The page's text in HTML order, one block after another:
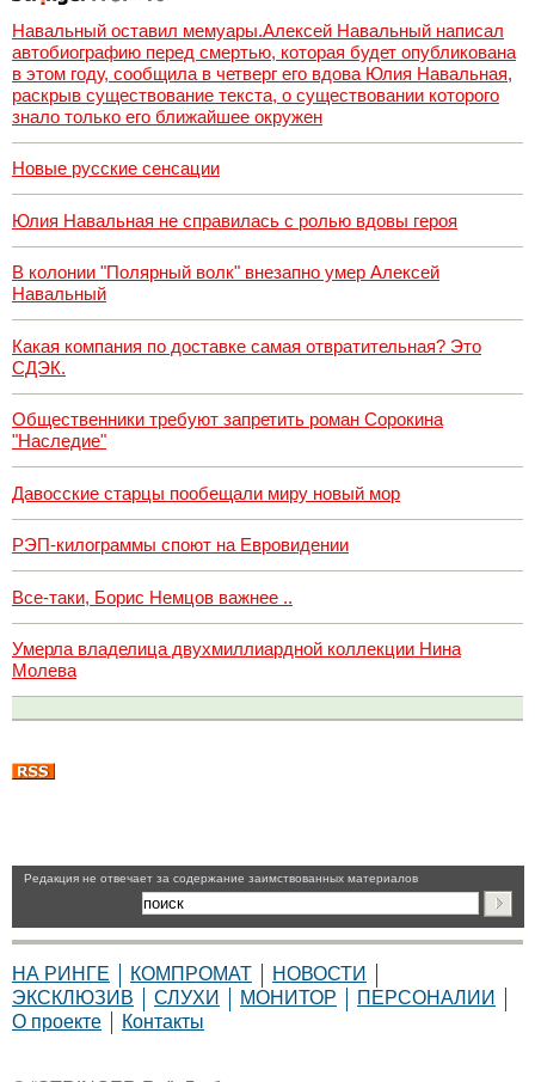
Навальный оставил мемуары.Алексей Навальный написал
автобиографию перед смертью, которая будет опубликована
в этом году, сообщила в четверг его вдова Юлия Навальная,
раскрыв существование текста, о существовании которого
знало только его ближайшее окружен
Новые русские сенсации
Юлия Навальная не справилась с ролью вдовы героя
В колонии "Полярный волк" внезапно умер Алексей
Навальный
Какая компания по доставке самая отвратительная? Это
СДЭК.
Общественники требуют запретить роман Сорокина
"Наследие"
Давосские старцы пообещали миру новый мор
РЭП-килограммы споют на Евровидении
Все-таки, Борис Немцов важнее ..
Умерла владелица двухмиллиардной коллекции Нина
Молева
Pедакция не отвечает за содержание заимствованных материалов
НА РИНГЕ КОМПРОМАТ
НОВОСТИ
ЭКСКЛЮЗИВ
СЛУХИ МОНИТОР
ПЕРСОНАЛИИ
О проекте
Контакты